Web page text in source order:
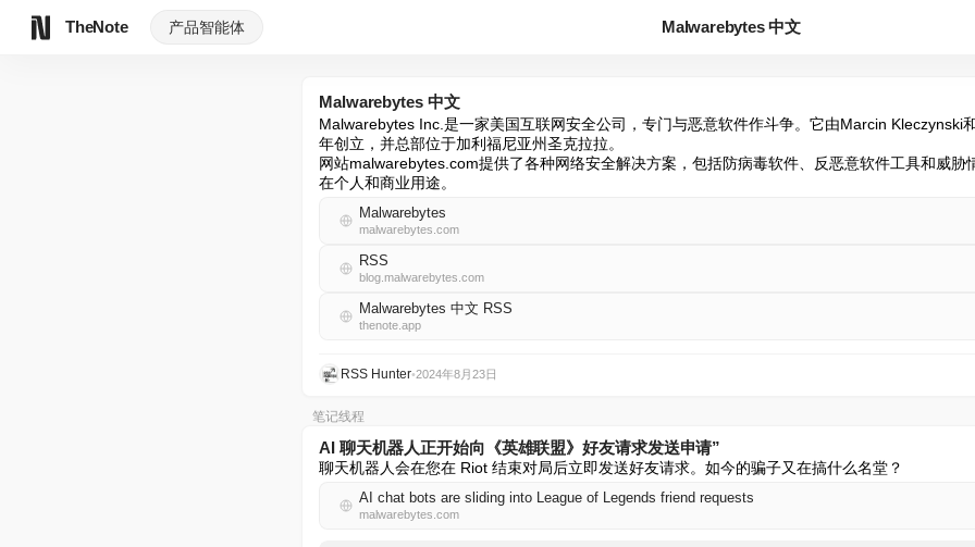
TheNote 产品智能体 Malwarebytes 中文
Malwarebytes 中文
Malwarebytes Inc.是一家美国互联网安全公司，专门与恶意软件作斗争。它由Marcin Kleczynski
年创立，并总部位于加利福尼亚州圣克拉拉。
网站malwarebytes.com提供了各种网络安全解决方案，包括防病毒软件、反恶意软件工具和威胁
在个人和商业用途。
Malwarebytes
malwarebytes.com
RSS
blog.malwarebytes.com
Malwarebytes 中文 RSS
thenote.app
RSS Hunter•2024年8月23日
笔记线程
AI 聊天机器人正开始向《英雄联盟》好友请求发送申请”
聊天机器人会在您在 Riot 结束对局后立即发送好友请求。如今的骗子又在搞什么名堂？
AI chat bots are sliding into League of Legends friend requests
malwarebytes.com